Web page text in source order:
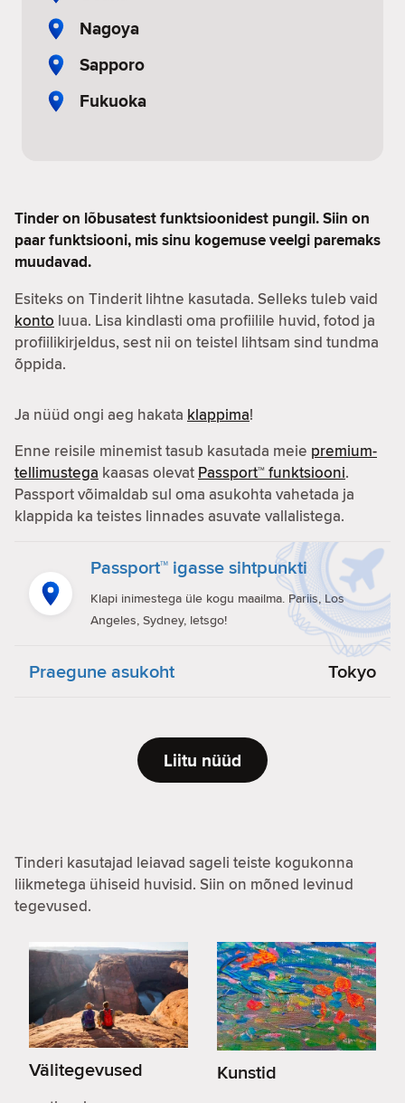
Nagoya
Sapporo
Fukuoka
Tinder on lõbusatest funktsioonidest pungil. Siin on
paar funktsiooni, mis sinu kogemuse veelgi paremaks
muudavad.
Esiteks on Tinderit lihtne kasutada. Selleks tuleb vaid
konto luua. Lisa kindlasti oma profiilile huvid, fotod ja
profiilikirjeldus, sest nii on teistel lihtsam sind tundma
õppida.
Ja nüüd ongi aeg hakata klappima!
Enne reisile minemist tasub kasutada meie premium-
tellimustega kaasas olevat Passport™ funktsiooni.
Passport võimaldab sul oma asukohta vahetada ja
klappida ka teistes linnades asuvate vallalistega.
Passport™ igasse sihtpunkti
Klapi inimestega üle kogu maailma. Pariis, Los
Angeles, Sydney, letsgo!
Praegune asukoht Tokyo
Liitu nüüd
Tinderi kasutajad leiavad sageli teiste kogukonna
liikmetega ühiseid huvisid. Siin on mõned levinud
tegevused.
Välitegevused Kunstid